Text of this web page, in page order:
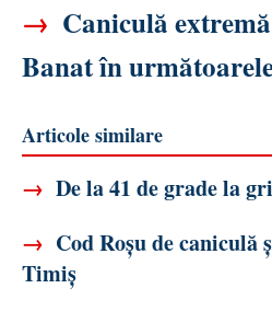
→ Caniculă
Banat în
Articole similare
→ De la 41 de grade la
→ Cod Roșu de
Timiș